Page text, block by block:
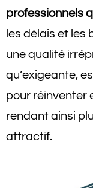
professionnels
les délais et
une qualité
qu’exigeante,
pour réinventer
rendant ainsi
attractif.